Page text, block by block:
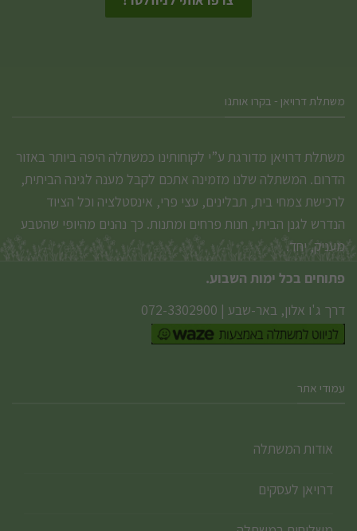
משתלת דרויאן - בקרו אותנו
משתלת דרויאן מדורגת ע”י לקוחותינו כמשתלה היפה ביותר באזור
הדרום. המשתלה שלנו מזמינה אתכם לקבל מענה לגינה הביתית,
לרכישת צמחי בית, תבלינים, עצי פרי, אינסטלציה וכל הציוד
הנדרש לגנן הביתי, חנות פרחים ומתנות. כך נהנים מהיופי שהטבע
מעניק, יחד.
פתוחים בכל ימות השבוע.
דרך ג'ו אלון, באר-שבע |
072-3302900
עמודי אתר
אודות המשתלה
דרויאן לעסקים